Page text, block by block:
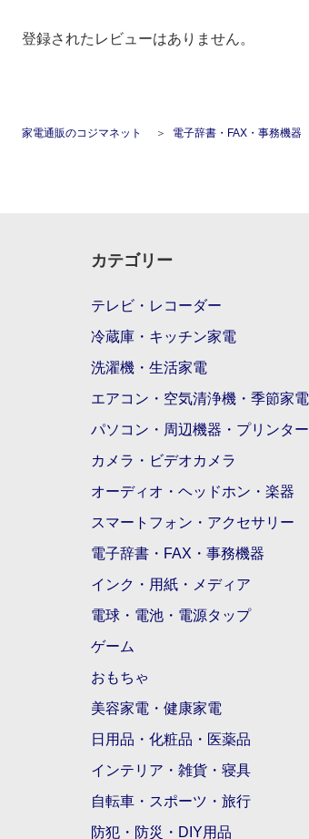
登録されたレビューはありません。
家電通販のコジマネット 電子辞書・FAX・事務機器
カテゴリー
テレビ・レコーダー
冷蔵庫・キッチン家電
洗濯機・生活家電
エアコン・空気清浄機・季節家電
パソコン・周辺機器・プリンター
カメラ・ビデオカメラ
オーディオ・ヘッドホン・楽器
スマートフォン・アクセサリー
電子辞書・FAX・事務機器
インク・用紙・メディア
電球・電池・電源タップ
ゲーム
おもちゃ
美容家電・健康家電
日用品・化粧品・医薬品
インテリア・雑貨・寝具
自転車・スポーツ・旅行
防犯・防災・DIY用品